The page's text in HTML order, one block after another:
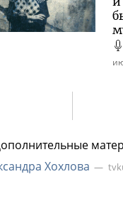
Хохлова